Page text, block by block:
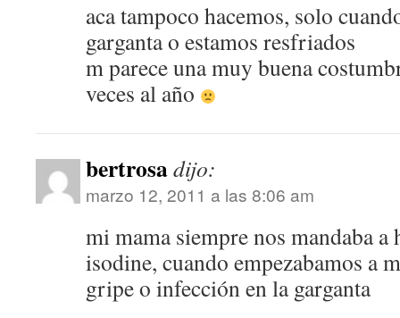
aca tampoco hacemos, solo
garganta o estamos resfriados
m parece una muy buena
veces al año
bertrosadijo:
marzo 12, 2011 a las 8:06 am
mi mama siempre nos mandaba a
isodine, cuando empezabamos a
gripe o infección en la garganta